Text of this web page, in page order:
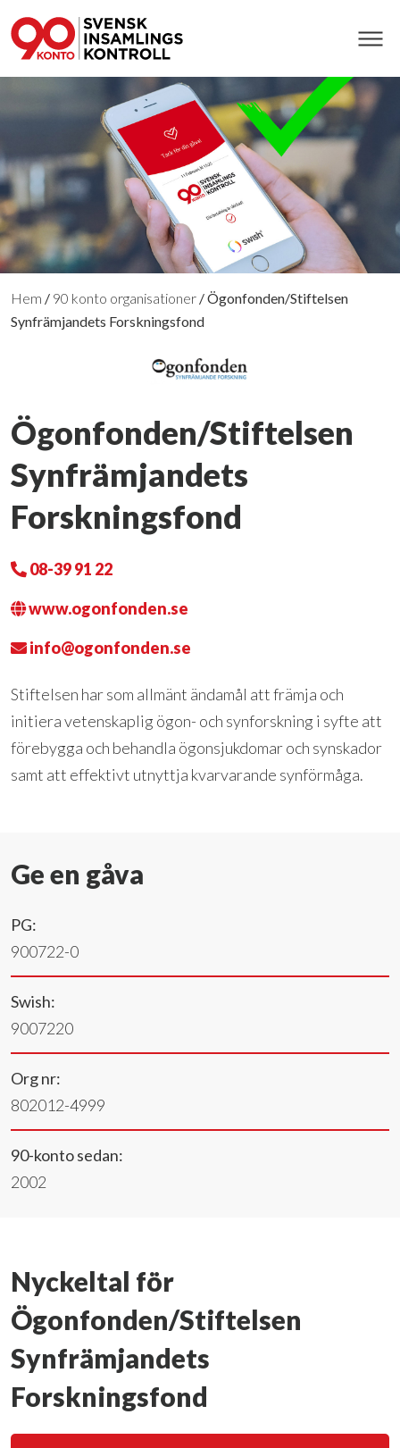
Hem / 90 konto organisationer /Ögonfonden/Stiftelsen
Synfrämjandets Forskningsfond
Ögonfonden/Stiftelsen
Synfrämjandets
Forskningsfond
08-39 91 22
www.ogonfonden.se
info@ogonfonden.se
Stiftelsen har som allmänt ändamål att främja och
initiera vetenskaplig ögon- och synforskning i syfte att
förebygga och behandla ögonsjukdomar och synskador
samt att effektivt utnyttja kvarvarande synförmåga.
Ge en gåva
PG:
900722-0
Swish:
9007220
Org nr:
802012-4999
90-konto sedan:
2002
Nyckeltal för
Ögonfonden/Stiftelsen
Synfrämjandets
Forskningsfond